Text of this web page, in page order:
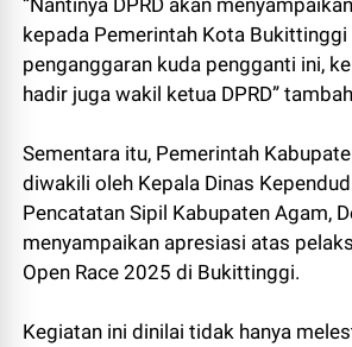
kepada Pemerintah Kota
penganggaran kuda pengganti ini,
hadir juga wakil ketua DPRD”
Sementara itu, Pemerintah
diwakili oleh Kepala Dinas
Pencatatan Sipil Kabupaten Agam,
menyampaikan apresiasi atas
Open Race 2025 di Bukittinggi.
Kegiatan ini dinilai tidak hanya